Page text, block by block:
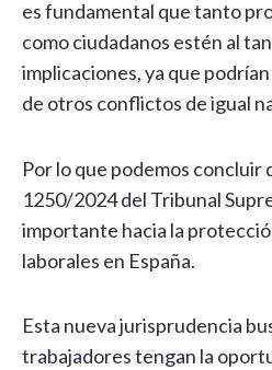
es fundamental que tanto
como ciudadanos estén al
implicaciones, ya que
de otros conflictos de igual
Por lo que podemos concluir
1250/2024 del Tribunal
importante hacia la
laborales en España.
Esta nueva jurisprudencia
trabajadores tengan la